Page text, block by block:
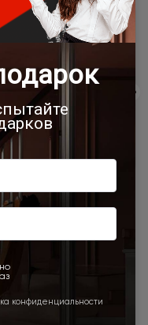
55х190 см
Classic Decoro
700x2200
800x2200
Шампань
195